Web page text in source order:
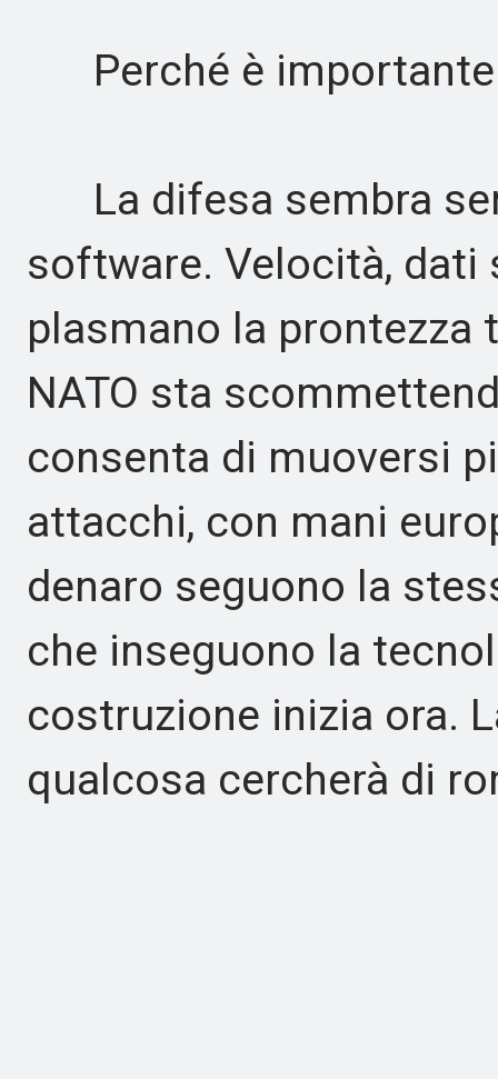
Perché è importante
La difesa sembra
software. Velocità,
plasmano la prontezza
NATO sta
consenta di muoversi
attacchi, con mani
denaro seguono la
che inseguono la
costruzione inizia ora.
qualcosa cercherà di